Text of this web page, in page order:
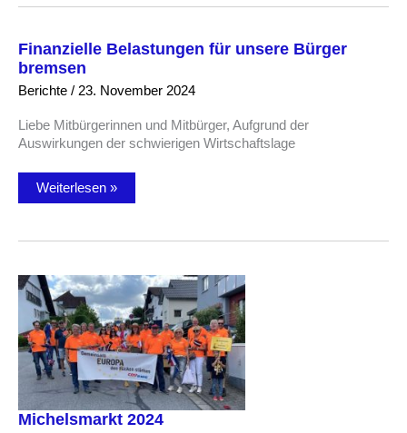
Finanzielle Belastungen für unsere Bürger
bremsen
Berichte / 23. November 2024
Liebe Mitbürgerinnen und Mitbürger, Aufgrund der
Auswirkungen der schwierigen Wirtschaftslage
Finanzielle
Belastungen
Bürger
Weiterlesen »
Michelsmarkt 2024